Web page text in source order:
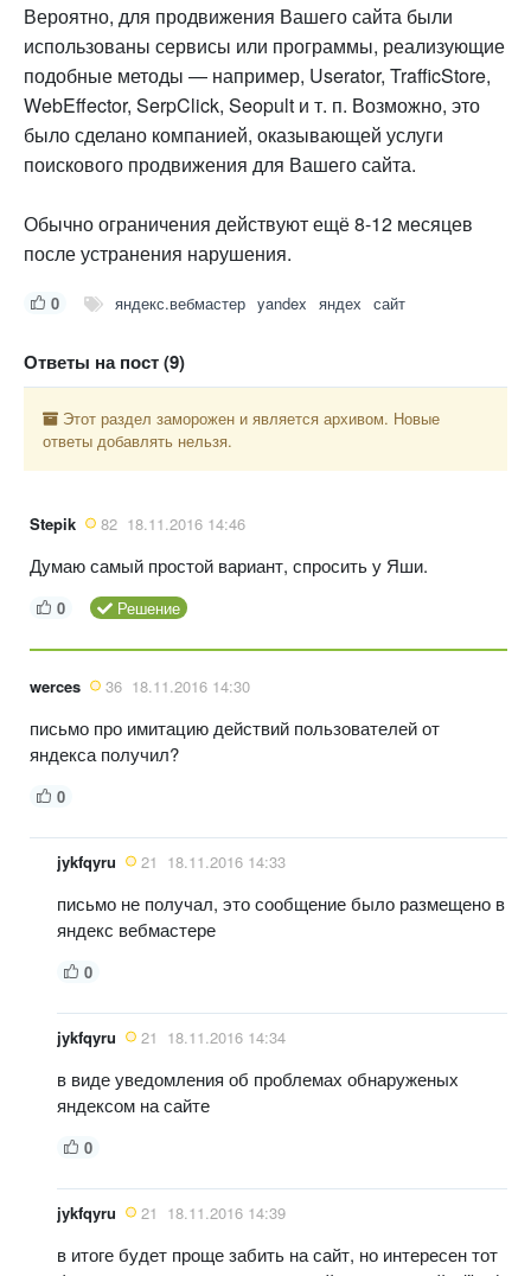
Вероятно, для продвижения Вашего сайта были
использованы сервисы или программы, реализующие
подобные методы — например, Userator, TrafficStore,
WebEffector, SerpClick, Seopult и т. п. Возможно, это
было сделано компанией, оказывающей услуги
поискового продвижения для Вашего сайта.
Обычно ограничения действуют ещё 8-12 месяцев
после устранения нарушения.
0 яндекс.вебмастер yandex яндех сайт
Ответы на пост (9)
Этот раздел заморожен и является архивом. Новые
ответы добавлять нельзя.
Stepik 82 18.11.2016 14:46
Думаю самый простой вариант, спросить у Яши.
0 Решение
werces 36 18.11.2016 14:30
письмо про имитацию действий пользователей от
яндекса получил?
0
jykfqyru 21 18.11.2016 14:33
письмо не получал, это сообщение было размещено в
яндекс вебмастере
0
jykfqyru 21 18.11.2016 14:34
в виде уведомления об проблемах обнаруженых
яндексом на сайте
0
jykfqyru 21 18.11.2016 14:39
в итоге будет проще забить на сайт, но интересен тот